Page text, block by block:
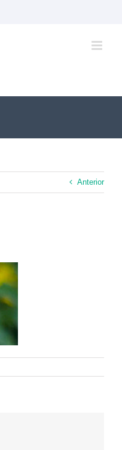
Anterior